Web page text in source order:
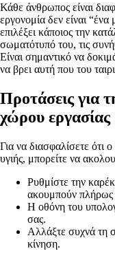
Κάθε άνθρωπος είναι
εργονομία δεν είναι “ένα
επιλέξει κάποιος την
σωματότυπό του, τις
Είναι σημαντικό να
να βρει αυτή που του
Προτάσεις για
χώρου εργασίας
Για να διασφαλίσετε ότι
υγιής, μπορείτε να
Ρυθμίστε την
ακουμπούν
Η οθόνη του
σας.
Αλλάξτε συχνά τη
κίνηση.